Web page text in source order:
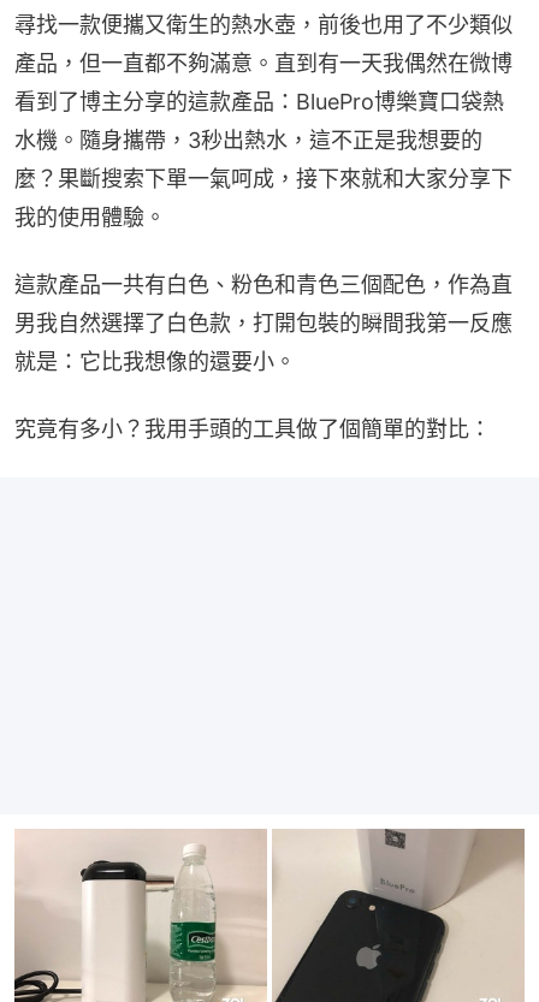
尋找一款便攜又衛生的熱水壺，前後也用了不少類似
產品，但一直都不夠滿意。直到有一天我偶然在微博
看到了博主分享的這款產品：BluePro博樂寶口袋熱
水機。隨身攜帶，3秒出熱水，這不正是我想要的
麼？果斷搜索下單一氣呵成，接下來就和大家分享下
我的使用體驗。
這款產品一共有白色、粉色和青色三個配色，作為直
男我自然選擇了白色款，打開包裝的瞬間我第一反應
就是：它比我想像的還要小。
究竟有多小？我用手頭的工具做了個簡單的對比：